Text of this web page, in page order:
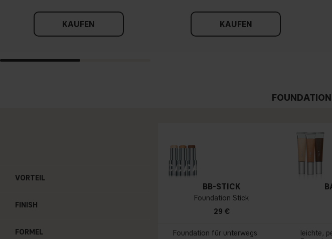
KAUFEN KAUFEN
VORTEIL
FINISH
FORMEL
BB-STICK
Foundation Stick
29 €
Foundation für unterwegs
leichte,